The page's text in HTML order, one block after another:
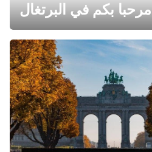
مرحبا بكم في البرتغال